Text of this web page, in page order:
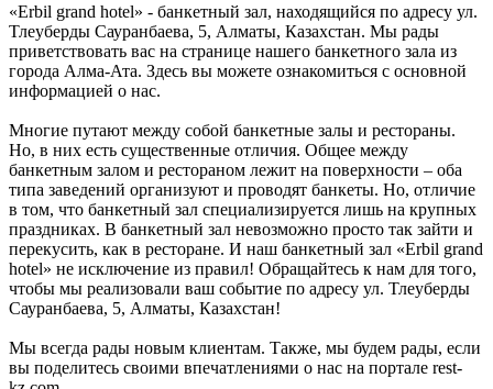
«Erbil grand hotel» - банкетный зал, находящийся по адресу ул.
Тлеуберды Сауранбаева, 5, Алматы, Казахстан. Мы рады
приветствовать вас на странице нашего банкетного зала из
города Алма-Ата. Здесь вы можете ознакомиться с основной
информацией о нас.
Многие путают между собой банкетные залы и рестораны.
Но, в них есть существенные отличия. Общее между
банкетным залом и рестораном лежит на поверхности – оба
типа заведений организуют и проводят банкеты. Но, отличие
в том, что банкетный зал специализируется лишь на крупных
праздниках. В банкетный зал невозможно просто так зайти и
перекусить, как в ресторане. И наш банкетный зал «Erbil grand
hotel» не исключение из правил! Обращайтесь к нам для того,
чтобы мы реализовали ваш событие по адресу ул. Тлеуберды
Сауранбаева, 5, Алматы, Казахстан!
Мы всегда рады новым клиентам. Также, мы будем рады, если
вы поделитесь своими впечатлениями о нас на портале rest-